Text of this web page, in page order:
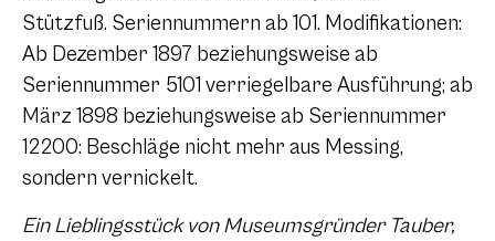
Stützfuß. Seriennummern ab 101. Modifikationen:
Ab Dezember 1897 beziehungsweise ab
Seriennummer 5101 verriegelbare Ausführung; ab
März 1898 beziehungsweise ab Seriennummer
12200: Beschläge nicht mehr aus Messing,
sondern vernickelt.
Ein Lieblingsstück von Museumsgründer Tauber,